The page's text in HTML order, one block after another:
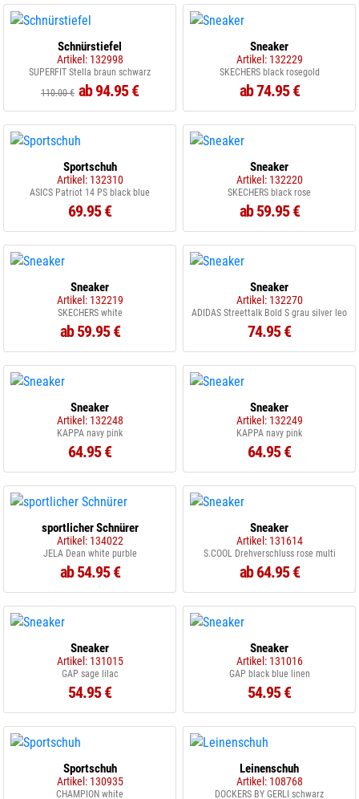
Schnürstiefel
Artikel: 132998
SUPERFIT Stella braun schwarz
110.00 € ab 94.95 €
Sneaker
Artikel: 132229
SKECHERS black rosegold
ab 74.95 €
Sportschuh
Artikel: 132310
ASICS Patriot 14 PS black blue
69.95 €
Sneaker
Artikel: 132220
SKECHERS black rose
ab 59.95 €
Sneaker
Artikel: 132219
SKECHERS white
ab 59.95 €
Sneaker
Artikel: 132270
ADIDAS Streettalk Bold S grau silver leo
74.95 €
Sneaker
Artikel: 132248
KAPPA navy pink
64.95 €
Sneaker
Artikel: 132249
KAPPA navy pink
64.95 €
sportlicher Schnürer
Artikel: 134022
JELA Dean white purble
ab 54.95 €
Sneaker
Artikel: 131614
S.COOL Drehverschluss rose multi
ab 64.95 €
Sneaker
Artikel: 131015
GAP sage lilac
54.95 €
Sneaker
Artikel: 131016
GAP black blue linen
54.95 €
Sportschuh
Artikel: 130935
CHAMPION white
Leinenschuh
Artikel: 108768
DOCKERS BY GERLI schwarz